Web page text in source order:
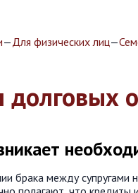
—Для физических лиц—
долговых
брака между супругами